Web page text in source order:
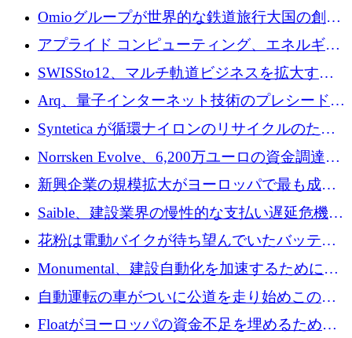
万ドルを確保
Omioグループが世界的な鉄道旅行大国の創設
を目指してRail Europeを買収
アプライド コンピューティング、エネルギー
向け基盤 AI の拡張に 2,000 万ドルを調達
SWISSto12、マルチ軌道ビジネスを拡大する
ためにシリーズCで7,000万ドルを調達
Arq、量子インターネット技術のプレシードと
して140万ドルを確保
Syntetica が循環ナイロンのリサイクルのため
にシリーズ A で 3,000 万ドルを調達
Norrsken Evolve、6,200万ユーロの資金調達
後、アムステルダムに根を張る
新興企業の規模拡大がヨーロッパで最も成功
した創業者を生み出す、アントラー氏が発見
Saible、建設業界の慢性的な支払い遅延危機に
対処するために 290 万ポンドを調達
花粉は電動バイクが待ち望んでいたバッテリ
ー交換ネットワークを構築している
Monumental、建設自動化を加速するためにシ
リーズ B で 3,200 万ドルを確保
自動運転の車がついに公道を走り始めこの国
が世界をリードしようとしている
Floatがヨーロッパの資金不足を埋めるために